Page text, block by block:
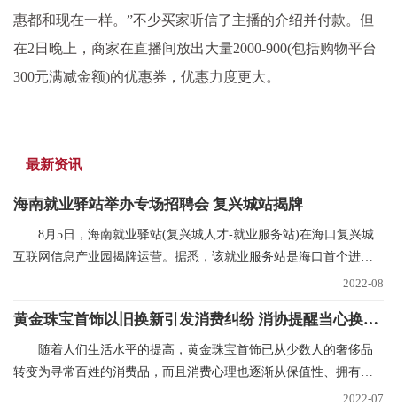
惠都和现在一样。”不少买家听信了主播的介绍并付款。但
在2日晚上，商家在直播间放出大量2000-900(包括购物平台
300元满减金额)的优惠券，优惠力度更大。
最新资讯
海南就业驿站举办专场招聘会 复兴城站揭牌
8月5日，海南就业驿站(复兴城人才-就业服务站)在海口复兴城
互联网信息产业园揭牌运营。据悉，该就业服务站是海口首个进驻
2022-08
黄金珠宝首饰以旧换新引发消费纠纷 消协提醒当心换购回购“陷阱”
随着人们生活水平的提高，黄金珠宝首饰已从少数人的奢侈品
转变为寻常百姓的消费品，而且消费心理也逐渐从保值性、拥有性
2022-07